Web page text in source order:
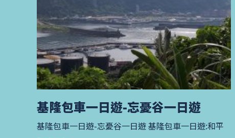
基隆包車一日遊-忘憂谷一日遊
基隆包車一日遊-忘憂谷一日遊 基隆包車一日遊:和平